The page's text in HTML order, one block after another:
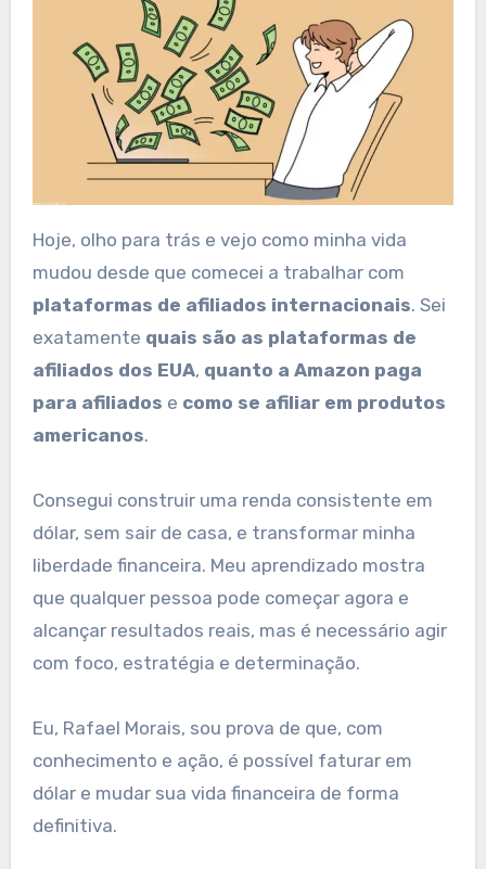
Hoje, olho para trás e vejo como minha vida
mudou desde que comecei a trabalhar com
plataformas de afiliados internacionais. Sei
exatamente quais são as plataformas de
afiliados dos EUA, quanto a Amazon paga
para afiliados e como se afiliar em produtos
americanos.
Consegui construir uma renda consistente em
dólar, sem sair de casa, e transformar minha
liberdade financeira. Meu aprendizado mostra
que qualquer pessoa pode começar agora e
alcançar resultados reais, mas é necessário agir
com foco, estratégia e determinação.
Eu, Rafael Morais, sou prova de que, com
conhecimento e ação, é possível faturar em
dólar e mudar sua vida financeira de forma
definitiva.